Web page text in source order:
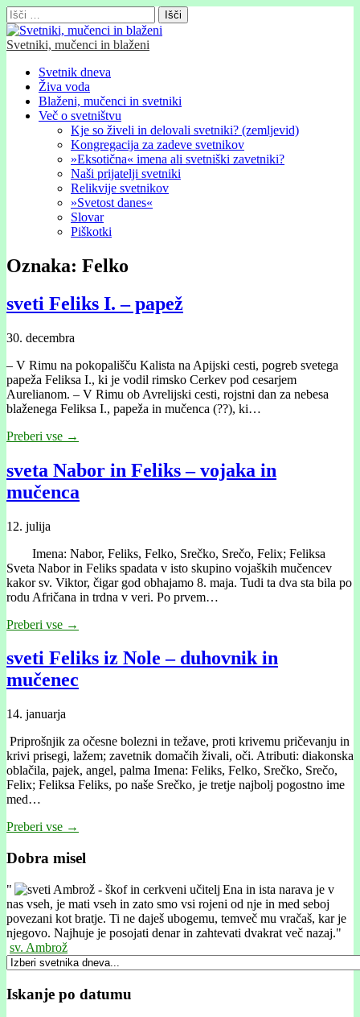
Išči:
Svetniki, mučenci in blaženi
Glavni
meni
Skip
content
Svetnik dneva
Živa voda
Blaženi, mučenci in svetniki
Več o svetništvu
Kje so živeli in delovali svetniki? (zemljevid)
Kongregacija za zadeve svetnikov
»Eksotična« imena ali svetniški zavetniki?
Naši prijatelji svetniki
Relikvije svetnikov
»Svetost danes«
Slovar
Piškotki
Oznaka: Felko
sveti Feliks I. – papež
30. decembra
– V Rimu na pokopališču Kalista na Apijski cesti, pogreb svetega
papeža Feliksa I., ki je vodil rimsko Cerkev pod cesarjem
Aurelianom. – V Rimu ob Avrelijski cesti, rojstni dan za nebesa
blaženega Feliksa I., papeža in mučenca (??), ki…
Preberi vse →
sveta Nabor in Feliks – vojaka in
mučenca
12. julija
Imena: Nabor, Feliks, Felko, Srečko, Srečo, Felix; Feliksa
Sveta Nabor in Feliks spadata v isto skupino vojaških mučencev
kakor sv. Viktor, čigar god obhajamo 8. maja. Tudi ta dva sta bila po
rodu Afričana in trdna v veri. Po prvem…
Preberi vse →
sveti Feliks iz Nole – duhovnik in
mučenec
14. januarja
Priprošnjik za očesne bolezni in težave, proti krivemu pričevanju in
krivi prisegi, lažem; zavetnik domačih živali, oči. Atributi: diakonska
oblačila, pajek, angel, palma Imena: Feliks, Felko, Srečko, Srečo,
Felix; Feliksa Feliks, po naše Srečko, je tretje najbolj pogostno ime
med…
Preberi vse →
Dobra misel
"
Ena in ista narava je v
nas vseh, je mati vseh in zato smo vsi rojeni od nje in med seboj
povezani kot bratje. Ti ne daješ ubogemu, temveč mu vračaš, kar je
njegovo. Najhuje je posojati denar in zahtevati dvakrat več nazaj."
sv. Ambrož
Iskanje po datumu